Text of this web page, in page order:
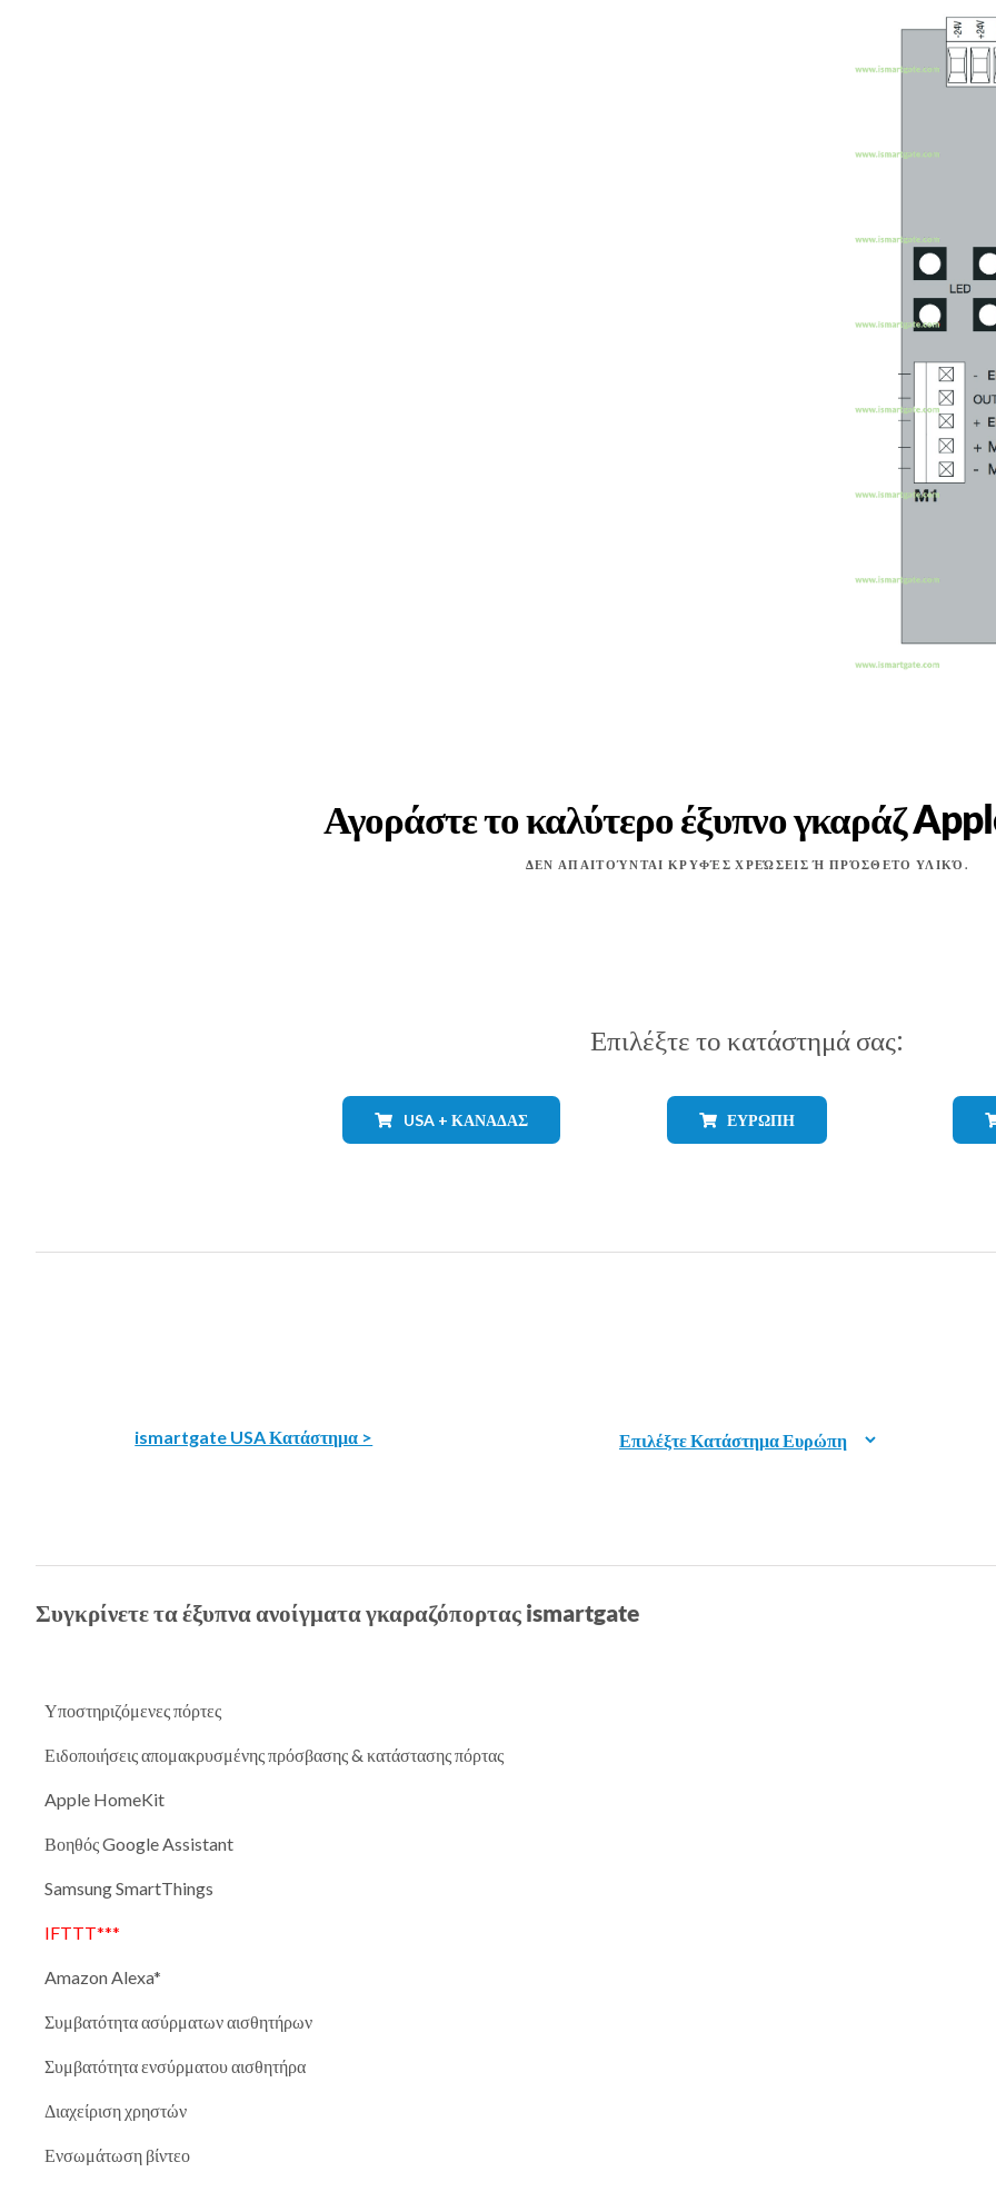
Αγοράστε το καλύτερο έξυπνο γκαράζ
ΔΕΝ ΑΠΑΙΤΟΎΝΤΑΙ ΚΡΥΦΈΣ ΧΡΕΏΣΕΙΣ Ή ΠΡΌΣΘΕΤΟ ΥΛΙΚΌ.
Επιλέξτε το κατάστημά σας:
USA + ΚΑΝΑΔΆΣ ΕΥΡΏΠΗ
ismartgate USA Κατάστημα >
Συγκρίνετε τα έξυπνα ανοίγματα γκαραζόπορτας ismartgate
Υποστηριζόμενες πόρτες
Ειδοποιήσεις απομακρυσμένης πρόσβασης & κατάστασης πόρτας
Apple HomeKit
Βοηθός Google Assistant
Samsung SmartThings
IFTTT***
Amazon Alexa*
Συμβατότητα ασύρματων αισθητήρων
Συμβατότητα ενσύρματου αισθητήρα
Διαχείριση χρηστών
Ενσωμάτωση βίντεο